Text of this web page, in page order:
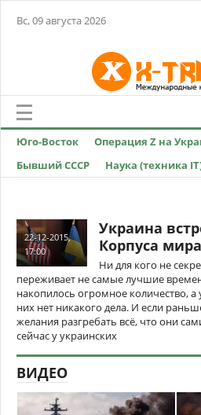
Вс, 09 августа 2026
Юго-Восток Операция Z на
Бывший СССР
Наука (техника
22-12-2015,
17:00
Украина
Корпуса
Ни для кого не
переживает не самые лучшие
накопилось огромное количество,
них нет никакого дела. И если
желания разгребать всё, что они
сейчас у украинских
ВИДЕО